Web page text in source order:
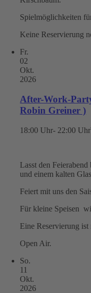
Spielmöglichkeiten
Keine Reservierung
Fr.
02
Okt.
2026
After-Work-
Robin Greiner )
18:00 Uhr- 22:00 Uhr
Lasst den
und einem kalten
Feiert mit uns den
Für kleine Speisen
Eine Reservierung
Open Air.
So.
11
Okt.
2026